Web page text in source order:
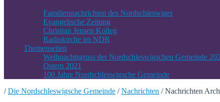
Familiennachrichten des Nordschleswiger
Evangelische Zeitung
Christian Jensen Kolleg
Radiokirche im NDR
Themenseiten
Weihnachtsgruss der Nordschleswigschen Gemeinde
Ostern 2021
100 Jahre Nordschleswigsche Gemeinde
/ Die Nordschleswigsche Gemeinde / Nachrichten /Nachrichten